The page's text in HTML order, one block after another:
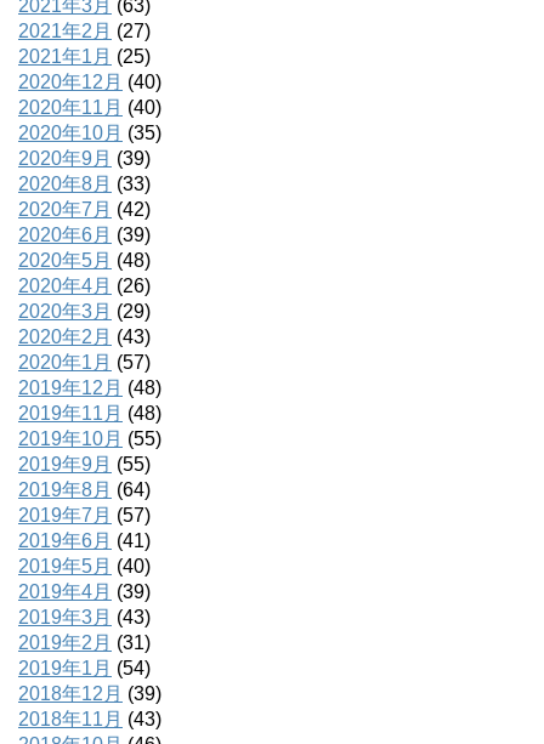
2021年3月 (63)
2021年2月 (27)
2021年1月 (25)
2020年12月 (40)
2020年11月 (40)
2020年10月 (35)
2020年9月 (39)
2020年8月 (33)
2020年7月 (42)
2020年6月 (39)
2020年5月 (48)
2020年4月 (26)
2020年3月 (29)
2020年2月 (43)
2020年1月 (57)
2019年12月 (48)
2019年11月 (48)
2019年10月 (55)
2019年9月 (55)
2019年8月 (64)
2019年7月 (57)
2019年6月 (41)
2019年5月 (40)
2019年4月 (39)
2019年3月 (43)
2019年2月 (31)
2019年1月 (54)
2018年12月 (39)
2018年11月 (43)